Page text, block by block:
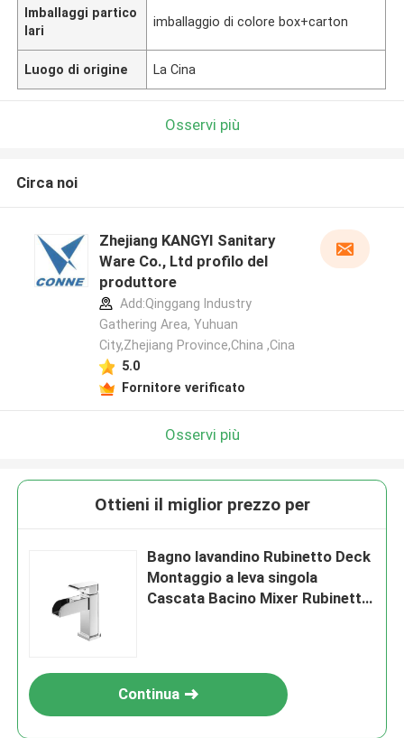
Imballaggi partico
lari
imballaggio di colore box+carton
Luogo di origine La Cina
Osservi più
Circa noi
Zhejiang KANGYI Sanitary
Ware Co., Ltd profilo del
produttore
Add:Qinggang lndustry
Gathering Area, Yuhuan
City,Zhejiang Province,China ,Cina
5.0
Fornitore verificato
Osservi più
Ottieni il miglior prezzo per
Bagno lavandino Rubinetto Deck
Montaggio a leva singola
Cascata Bacino Mixer Rubinetto
Continua